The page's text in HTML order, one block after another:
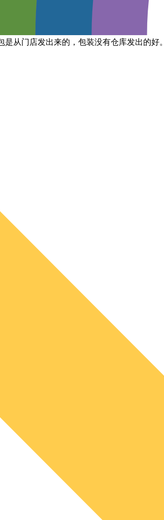
是从门店发出来的，包装没有仓库发出的好。